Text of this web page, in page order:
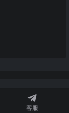
客服